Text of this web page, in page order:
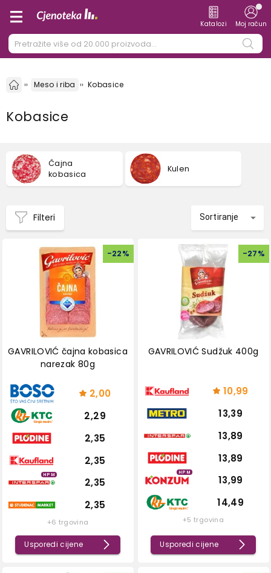
Katalozi Moj račun
Meso i riba Kobasice
Kobasice
Čajna
kobasica
Kulen
Filteri Sortiranje
-22%
GAVRILOVIĆ čajna kobasica
narezak 80g
2,00
2,29
2,35
2,35
HPM
2,35
2,35
+6 trgovina
Usporedi cijene
-27%
GAVRILOVIĆ Sudžuk 400g
10,99
13,39
13,89
13,89
HPM
13,99
14,49
+5 trgovina
Usporedi cijene